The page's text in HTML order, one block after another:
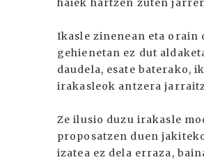
haiek hartzen zuten
Ikasle zinenean eta orain
gehienetan ez dut
daudela, esate baterako,
irakasleok antzera
Ze ilusio duzu irakasle
proposatzen duen
izatea ez dela erraza,